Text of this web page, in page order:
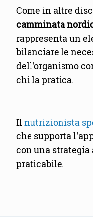
Come in altre
camminata
rappresenta un
bilanciare le
dell'organismo
chi la pratica.
Ilnutrizionista
che supporta
con una
praticabile.